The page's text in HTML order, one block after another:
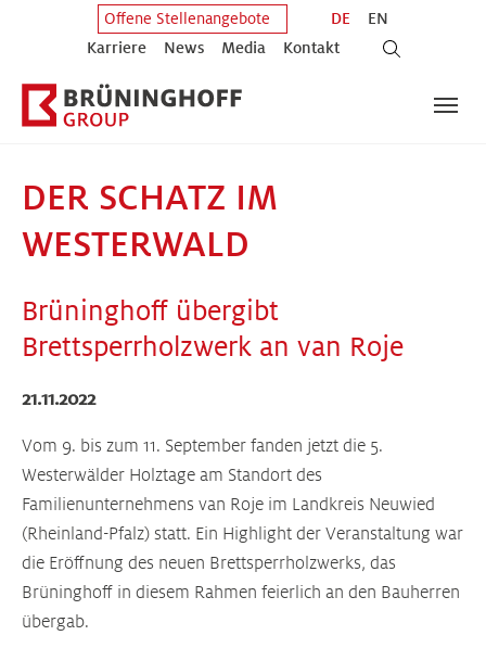
Zum Hauptinhalt springen
Zum Fuß der Seite springen
Offene Stellenangebote
Karriere
News Media Kontakt
DE EN
DER SCHATZ IM
WESTERWALD
Brüninghoff übergibt
Brettsperrholzwerk an van Roje
21.11.2022
Vom 9. bis zum 11. September fanden jetzt die 5.
Westerwälder Holztage am Standort des
Familienunternehmens van Roje im Landkreis Neuwied
(Rheinland-Pfalz) statt. Ein Highlight der Veranstaltung war
die Eröffnung des neuen Brettsperrholzwerks, das
Brüninghoff in diesem Rahmen feierlich an den Bauherren
übergab.